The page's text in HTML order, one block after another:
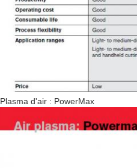
Plasma d'air : PowerMax